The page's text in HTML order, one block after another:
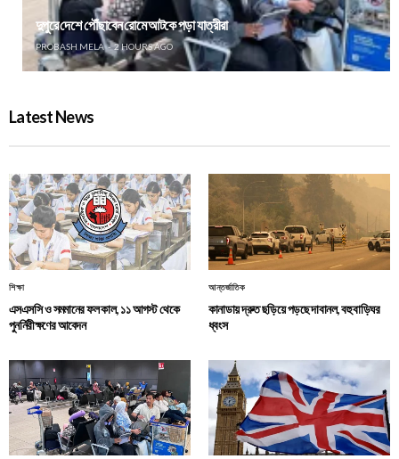
দুপুরে দেশে পৌঁছাবেন রোমে আটকে পড়া যাত্রীরা
PROBASH MELA 2 HOURS AGO
Latest News
শিক্ষা
এসএসসি ও সমমানের ফল কাল, ১১ আগস্ট থেকে
পুনর্নিরীক্ষণের আবেদন
আন্তর্জাতিক
কানাডায় দ্রুত ছড়িয়ে পড়ছে দাবানল, বহু বাড়িঘর
ধ্বংস